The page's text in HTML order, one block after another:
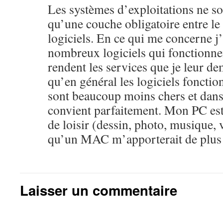
Les systèmes d’exploitations ne
qu’une couche obligatoire entre
logiciels. En ce qui me concerne
nombreux logiciels qui
rendent les services que je leur
qu’en général les logiciels
sont beaucoup moins chers et
convient parfaitement. Mon PC
de loisir (dessin, photo,
qu’un MAC m’apporterait de
Laisser un commentaire